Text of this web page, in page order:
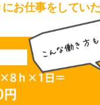
お仕事をしてい